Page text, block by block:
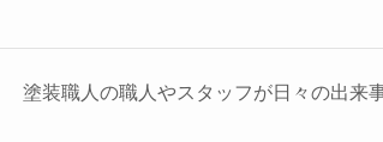
塗装職人の職人やスタッフが日々の出来